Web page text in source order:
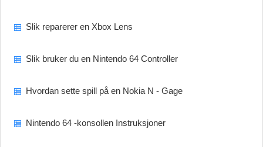
Slik reparerer en Xbox Lens
Slik bruker du en Nintendo 64 Controller
Hvordan sette spill på en Nokia N - Gage
Nintendo 64 -konsollen Instruksjoner